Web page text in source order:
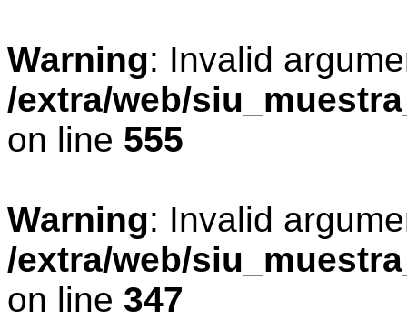
Warning: Invalid
/extra/web/
on line 555
Warning: Invalid
/extra/web/
on line 347